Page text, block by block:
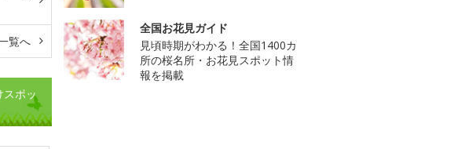
覧へ
スポッ
全国お花見ガイド
見頃時期がわかる！全国1400カ
所の桜名所・お花見スポット情
報を掲載